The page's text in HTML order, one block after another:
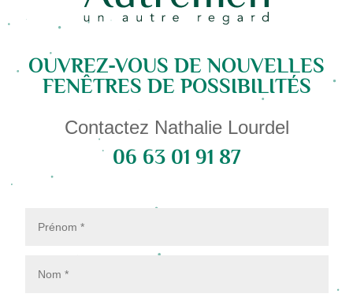
OUVREZ-VOUS DE NOUVELLES
FENÊTRES DE POSSIBILITÉS
Contactez Nathalie Lourdel
06 63 01 91 87